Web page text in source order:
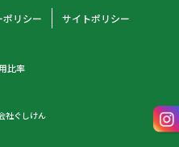
ポリシー サイトポリシー
比率
社ぐしけん